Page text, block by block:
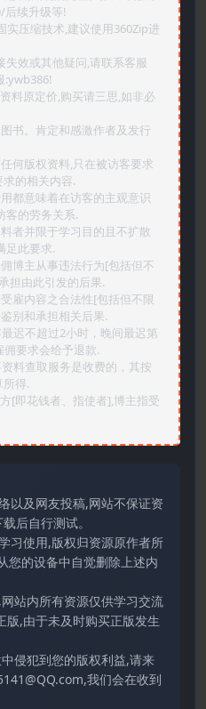
后续升级等!
实压缩技术,建议使用360Zip进
失效或其他疑问,请联系客服
:ywb386!
料原定价,购买请三思,如非必
书。肯定和感激作者及发行
何版权资料,只在被访客要求
的相关内容.
都意味着在访客的主观意识
客的劳务关系.
者并限于学习目的且不扩散
足此要求.
博主从事违法行为[包括但不
担由此引发的后果.
雇内容之合法性[包括但不限
别和承担相关后果.
迟不超过2小时，晚间最迟第
要求会给予退款.
料查取服务是收费的，其按
得.
[即花钱者、指使者],博主指受
以及网友投稿,网站不保证资
后自行测试。
习使用,版权归资源原作者所
您的设备中自觉删除上述内
站内所有资源仅供学习交流
版,由于未及时购买正版发生
侵犯到您的版权利益,请来
我们会在收到